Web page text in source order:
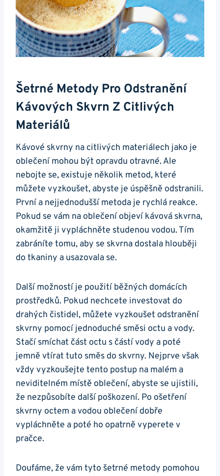
Šetrné Metody Pro Odstranění
Kávových Skvrn Z ⁢citlivých
Materiálů
Kávové skvrny na citlivých materiálech jako je
oblečení mohou ⁤být opravdu otravné. Ale
nebojte⁣ se, existuje několik metod, které
můžete vyzkoušet,‍ abyste ⁢je‌ úspěšně ⁣odstranili.
První a nejjednodušší metoda ⁢je rychlá ⁤reakce.
Pokud se vám na oblečení objeví kávová skvrna,
okamžitě ji vypláchněte‌ studenou vodou. Tím
zabráníte tomu, aby se skvrna dostala hlouběji
do tkaniny ‌a ⁤usazovala se.
Další možností⁤ je použití běžných⁣ domácích
prostředků. ⁤Pokud nechcete investovat do
⁤drahých čistidel, můžete vyzkoušet ⁣odstranění
⁤skvrny ‌pomocí jednoduché⁤ směsi octu ⁢a vody.⁤
Stačí‌ smíchat část octu s částí ‍vody ‍a‌ poté
jemně ‌vtírat tuto ​směs do ⁣skvrny. Nejprve však
vždy vyzkoušejte tento postup na malém a
neviditelném místě ⁢oblečení, ⁤abyste se ujistili,
že⁢ nezpůsobíte další poškození. Po ošetření‍
skvrny octem a vodou ‍oblečení dobře
vypláchněte a poté ho opatrně vyperete⁤ v
pračce.
Doufáme, že vám ‍tyto šetrné metody ‌pomohou